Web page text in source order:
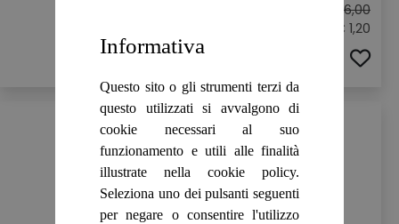
€ 6,00
Sconto: € 1,20
Informativa
Questo sito o gli strumenti terzi da
questo utilizzati si avvalgono di
cookie necessari al suo
funzionamento e utili alle finalità
illustrate nella cookie policy.
Seleziona uno dei pulsanti seguenti
per negare o consentire l'utilizzo